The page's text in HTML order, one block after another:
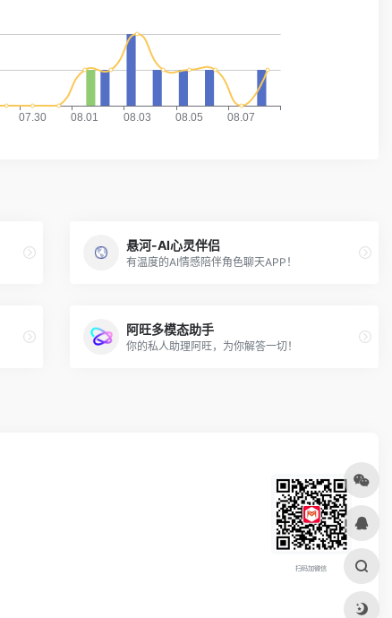
悬河-AI心灵伴侣
有温度的AI情感陪伴角色聊天APP！
阿旺多模态助手
你的私人助理阿旺，为你解答一切！
扫码加微信